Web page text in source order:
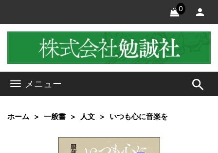
0
メニュー search
ホーム 一般書 人文 いつも心に音楽を